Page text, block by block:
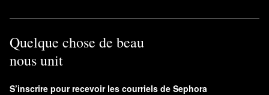
Quelque chose de beau
nous unit
S’inscrire pour recevoir les courriels de Sephora